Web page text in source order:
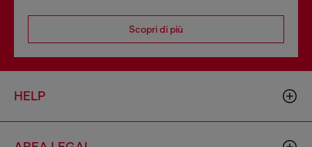
Scopri di più
HELP